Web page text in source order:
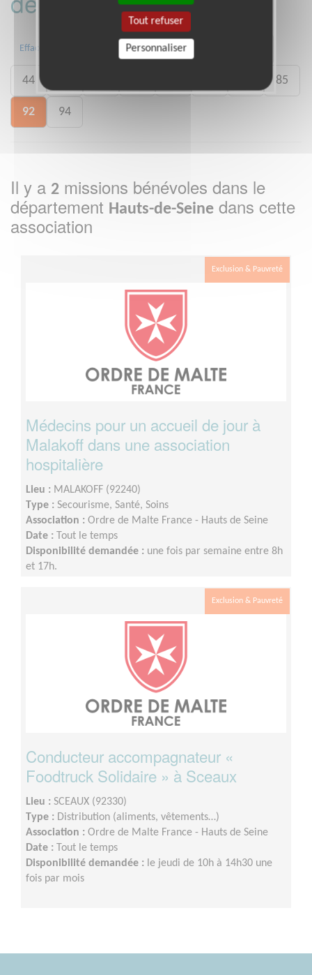
Effacer 35 38
44 85
92 94
Il y a 2 missions bénévoles dans le
département Hauts-de-Seine dans cette
association
Exclusion & Pauvreté
Médecins pour un accueil de jour à
Malakoff dans une association
hospitalière
Lieu : MALAKOFF (92240)
Type : Secourisme, Santé, Soins
Association : Ordre de Malte France - Hauts de Seine
Date : Tout le temps
Disponibilité demandée : une fois par semaine entre 8h
et 17h.
Exclusion & Pauvreté
Conducteur accompagnateur «
Foodtruck Solidaire » à Sceaux
Lieu : SCEAUX (92330)
Type : Distribution (aliments, vêtements…)
Association : Ordre de Malte France - Hauts de Seine
Date : Tout le temps
Disponibilité demandée : le jeudi de 10h à 14h30 une
fois par mois
Tout refuser
Personnaliser